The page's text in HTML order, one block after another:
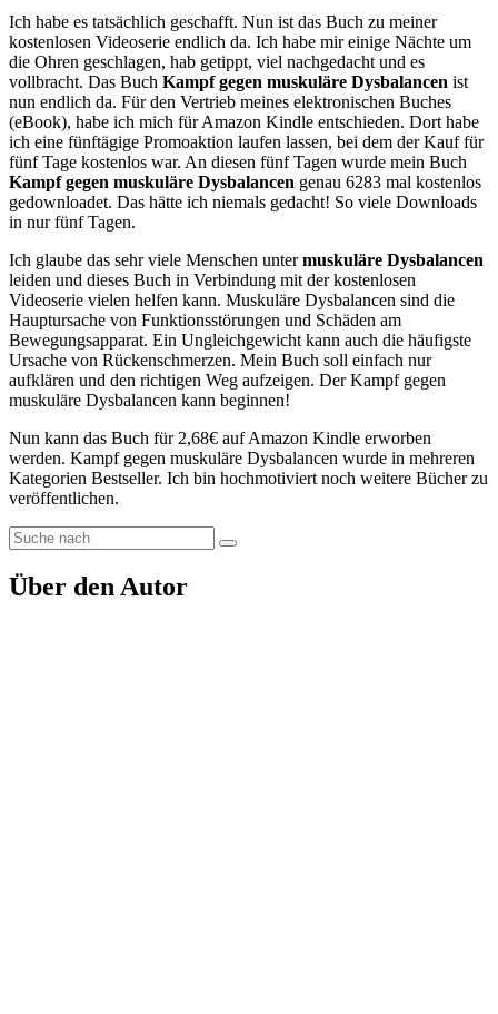
Ich habe es tatsächlich geschafft. Nun ist das Buch zu meiner
kostenlosen Videoserie endlich da. Ich habe mir einige Nächte um
die Ohren geschlagen, hab getippt, viel nachgedacht und es
vollbracht. Das Buch Kampf gegen muskuläre Dysbalancen ist
nun endlich da. Für den Vertrieb meines elektronischen Buches
(eBook), habe ich mich für Amazon Kindle entschieden. Dort habe
ich eine fünftägige Promoaktion laufen lassen, bei dem der Kauf für
fünf Tage kostenlos war. An diesen fünf Tagen wurde mein Buch
Kampf gegen muskuläre Dysbalancen genau 6283 mal kostenlos
gedownloadet. Das hätte ich niemals gedacht! So viele Downloads
in nur fünf Tagen.
Ich glaube das sehr viele Menschen untermuskuläre Dysbalancen
leiden und dieses Buch in Verbindung mit der kostenlosen
Videoserie vielen helfen kann. Muskuläre Dysbalancen sind die
Hauptursache von Funktionsstörungen und Schäden am
Bewegungsapparat. Ein Ungleichgewicht kann auch die häufigste
Ursache von Rückenschmerzen. Mein Buch soll einfach nur
aufklären und den richtigen Weg aufzeigen. Der Kampf gegen
muskuläre Dysbalancen kann beginnen!
Nun kann das Buch für 2,68€ auf Amazon Kindle erworben
werden. Kampf gegen muskuläre Dysbalancen wurde in mehreren
Kategorien Bestseller. Ich bin hochmotiviert noch weitere Bücher zu
veröffentlichen.
Über den Autor